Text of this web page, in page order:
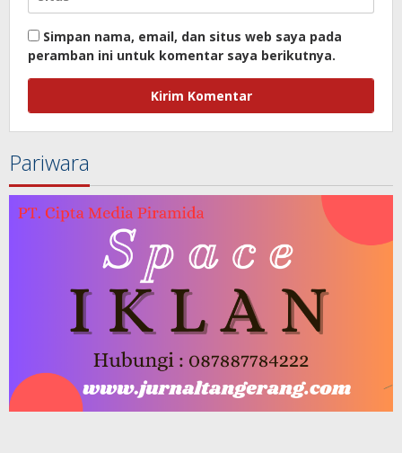
Simpan nama, email, dan situs web saya pada
peramban ini untuk komentar saya berikutnya.
Pariwara